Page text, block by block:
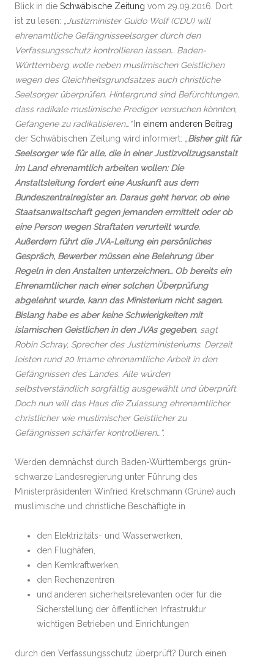
Blick in die Schwäbische Zeitung vom 29.09.2016. Dort
ist zu lesen: „Justizminister Guido Wolf (CDU) will
ehrenamtliche Gefängnisseelsorger durch den
Verfassungsschutz kontrollieren lassen… Baden-
Württemberg wolle neben muslimischen Geistlichen
wegen des Gleichheitsgrundsatzes auch christliche
Seelsorger überprüfen. Hintergrund sind Befürchtungen,
dass radikale muslimische Prediger versuchen könnten,
Gefangene zu radikalisieren…“ In einem anderen Beitrag
der Schwäbischen Zeitung wird informiert: „Bisher gilt für
Seelsorger wie für alle, die in einer Justizvollzugsanstalt
im Land ehrenamtlich arbeiten wollen: Die
Anstaltsleitung fordert eine Auskunft aus dem
Bundeszentralregister an. Daraus geht hervor, ob eine
Staatsanwaltschaft gegen jemanden ermittelt oder ob
eine Person wegen Straftaten verurteilt wurde.
Außerdem führt die JVA-Leitung ein persönliches
Gespräch, Bewerber müssen eine Belehrung über
Regeln in den Anstalten unterzeichnen… Ob bereits ein
Ehrenamtlicher nach einer solchen Überprüfung
abgelehnt wurde, kann das Ministerium nicht sagen.
Bislang habe es aber keine Schwierigkeiten mit
islamischen Geistlichen in den JVAs gegeben, sagt
Robin Schray, Sprecher des Justizministeriums. Derzeit
leisten rund 20 Imame ehrenamtliche Arbeit in den
Gefängnissen des Landes. Alle würden
selbstverständlich sorgfältig ausgewählt und überprüft.
Doch nun will das Haus die Zulassung ehrenamtlicher
christlicher wie muslimischer Geistlicher zu
Gefängnissen schärfer kontrollieren…“.
Werden demnächst durch Baden-Württembergs grün-
schwarze Landesregierung unter Führung des
Ministerpräsidenten Winfried Kretschmann (Grüne) auch
muslimische und christliche Beschäftigte in
den Elektrizitäts- und Wasserwerken,
den Flughäfen,
den Kernkraftwerken,
den Rechenzentren
und anderen sicherheitsrelevanten oder für die
Sicherstellung der öffentlichen Infrastruktur
wichtigen Betrieben und Einrichtungen
durch den Verfassungsschutz überprüft? Durch einen